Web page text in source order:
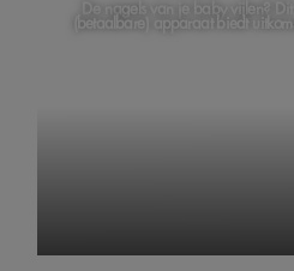
De nagels van je baby vijlen? Dit
(betaalbare) apparaat biedt uitkomst